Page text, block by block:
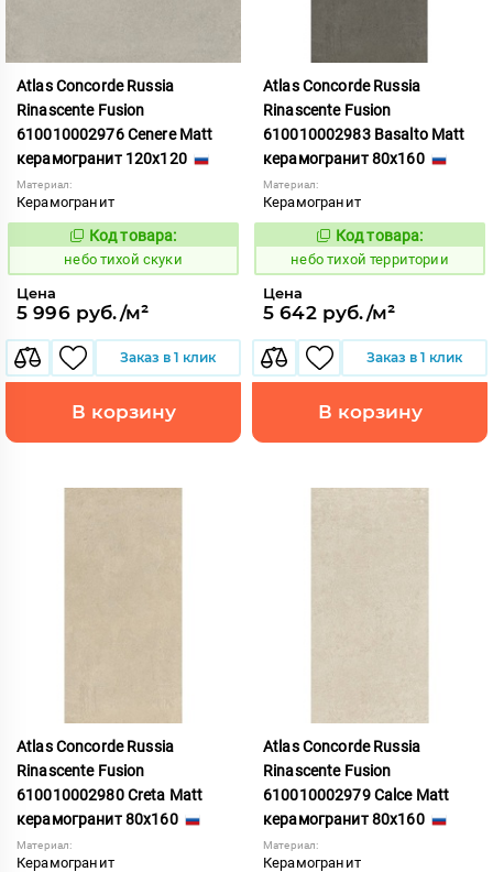
Atlas Concorde Russia
Rinascente Fusion
610010002976 Cenere Matt
керамогранит 120x120
Материал:
Керамогранит
1122094
Код товара:
небо тихой скуки
Цена
5 996 руб./м²
Заказ в 1 клик
В корзину
Atlas Concorde Russia
Rinascente Fusion
610010002983 Basalto Matt
керамогранит 80x160
Материал:
Керамогранит
1122104
Код товара:
небо тихой территории
Цена
5 642 руб./м²
Заказ в 1 клик
В корзину
Atlas Concorde Russia
Rinascente Fusion
610010002980 Creta Matt
керамогранит 80x160
Материал:
Керамогранит
Atlas Concorde Russia
Rinascente Fusion
610010002979 Calce Matt
керамогранит 80x160
Материал:
Керамогранит